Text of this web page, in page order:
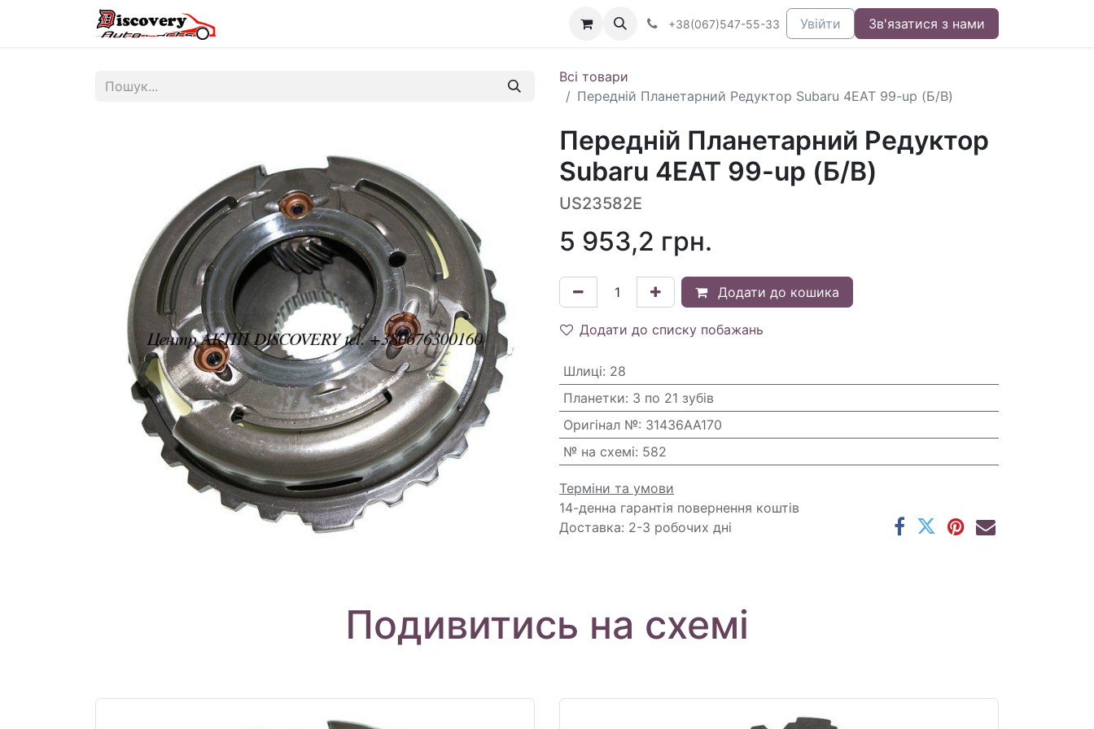
+38(067)547-55-33 Увійти Зв'язатися з нами
Всі товари
Передній Планетарний Редуктор Subaru 4EAT 99-up (Б/В)
Передній Планетарний Редуктор
Subaru 4EAT 99-up (Б/В)
US23582E
5 953,2 грн.
Додати до кошика
Додати до списку побажань
Шлиці: 28
Планетки: 3 по 21 зубів
Оригінал №: 31436AA170
№ на схемі: 582
Терміни та умови
14-денна гарантія повернення коштів
Доставка: 2-3 робочих дні
Подивитись на схемі